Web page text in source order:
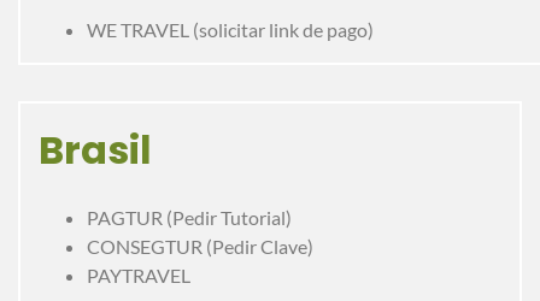
WE TRAVEL (solicitar link de pago)
Brasil
PAGTUR (Pedir Tutorial)
CONSEGTUR (Pedir Clave)
PAYTRAVEL